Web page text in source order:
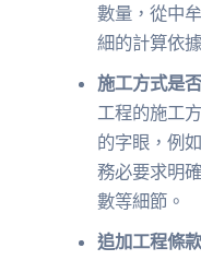
數量，從中
細的計算依
施工方式是
工程的施工
的字眼，例
務必要求明
數等細節。
追加工程條